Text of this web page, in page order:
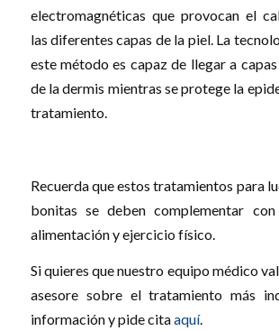
electromagnéticas que provocan el
las diferentes capas de la piel. La
este método es capaz de llegar a
de la dermis mientras se protege la
tratamiento.
Recuerda que estos tratamientos para
bonitas se deben complementar con
alimentación y ejercicio físico.
Si quieres que nuestro equipo médico
asesore sobre el tratamiento más
información y pide citaaquí.